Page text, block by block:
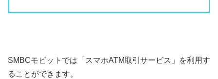
SMBCモビットでは「スマホATM取引サービス」を利用す
ることができます。